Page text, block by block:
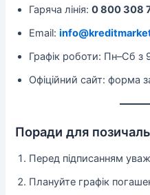
Гаряча лінія:0 800 308
Email:
Графік роботи: Пн–Сб з
Офіційний сайт: форма
Поради для
Перед підписанням
Плануйте графік